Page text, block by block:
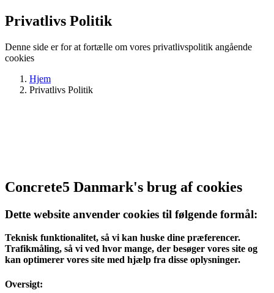
Privatlivs Politik
Denne side er for at fortælle om vores privatlivspolitik angående
cookies
Hjem
Privatlivs Politik
Concrete5 Danmark's brug af cookies
Dette website anvender cookies til følgende formål:
Teknisk funktionalitet, så vi kan huske dine præferencer.
Trafikmåling, så vi ved hvor mange, der besøger vores site og
kan optimerer vores site med hjælp fra disse oplysninger.
Oversigt: